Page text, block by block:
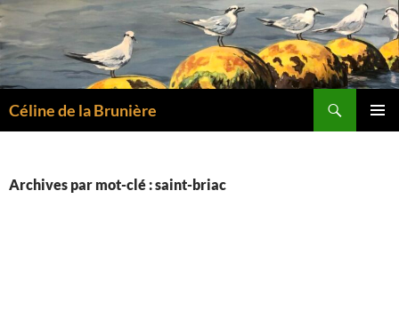
Aller
au
contenu
Céline de la Brunière
Archives par mot-clé : saint-briac